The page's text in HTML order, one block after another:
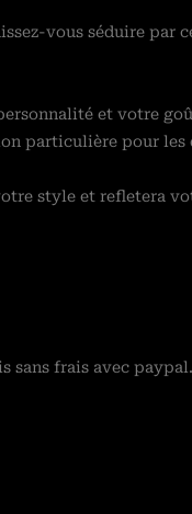
vous séduire par
et votre
particulière pour
style et refletera
sans frais avec paypal.